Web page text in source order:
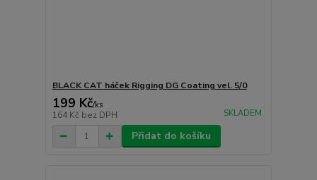
BLACK CAT háček Rigging DG Coating vel. 5/0
199 Kč/ks
164 Kč bez DPH SKLADEM
Přidat do košíku